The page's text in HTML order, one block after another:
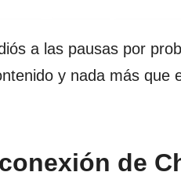
a las pausas por
y nada más que
de